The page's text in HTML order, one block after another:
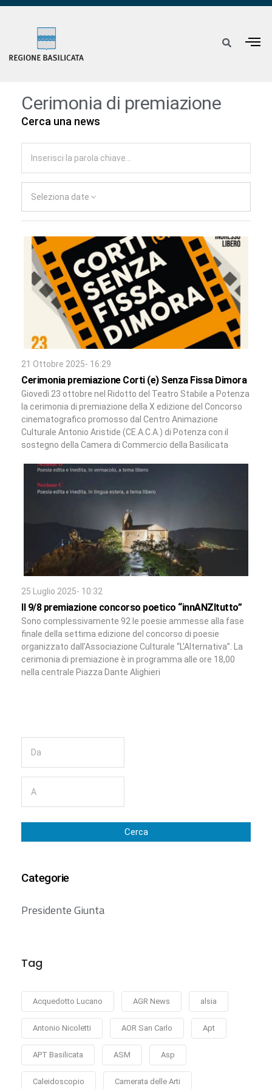
Cerimonia di premiazione
Cerca una news
Seleziona date
21 Ottobre 2025- 16:29
Cerimonia premiazione Corti (e) Senza Fissa Dimora
Giovedì 23 ottobre nel Ridotto del Teatro Stabile a Potenza
la cerimonia di premiazione della X edizione del Concorso
cinematografico promosso dal Centro Animazione
Culturale Antonio Aristide (CE.A.C.A.) di Potenza con il
sostegno della Camera di Commercio della Basilicata
25 Luglio 2025- 10:32
Il 9/8 premiazione concorso poetico “innANZItutto”
Sono complessivamente 92 le poesie ammesse alla fase
finale della settima edizione del concorso di poesie
organizzato dall’Associazione Culturale “L’Alternativa”. La
cerimonia di premiazione è in programma alle ore 18,00
nella centrale Piazza Dante Alighieri
Cerca
Categorie
Presidente Giunta
Tag
Acquedotto Lucano AGR News alsia
Antonio Nicoletti AOR San Carlo Apt
APT Basilicata ASM Asp
Caleidoscopio Camerata delle Arti